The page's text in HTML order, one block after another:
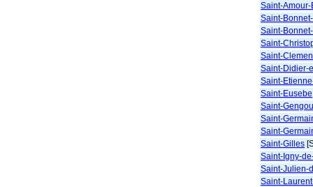
Saint-
Saint-
Saint-
Saint-
Saint-
Saint-Didier-
Saint-
Saint-Eusebe
Saint-
Saint-
Saint-
Saint-Gilles
Saint-Igny-
Saint-Julien-
Saint-